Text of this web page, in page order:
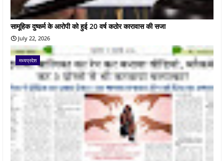
सामूहिक दुष्कर्म के आरोपी को हुई 20 वर्ष कठोर कारावास की सजा
July 22, 2026
मध्यप्रदेश